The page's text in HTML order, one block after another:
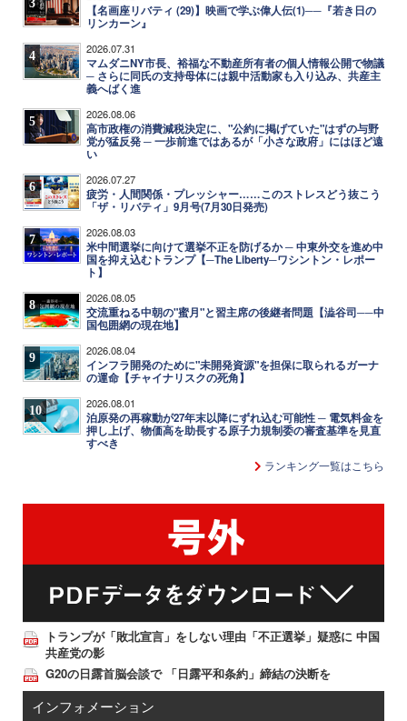
【名画座リバティ (29)】映画で学ぶ偉人伝(1)──『若き日の
リンカーン』
4 2026.07.31
マムダニNY市長、裕福な不動産所有者の個人情報公開で物議
─ さらに同氏の支持母体には親中活動家も入り込み、共産主
義へばく進
5 2026.08.06
高市政権の消費減税決定に、"公約に掲げていた"はずの与野
党が猛反発 ─ 一歩前進ではあるが「小さな政府」にはほど遠
い
6 2026.07.27
疲労・人間関係・プレッシャー……このストレスどう抜こう
「ザ・リバティ」9月号(7月30日発売)
7 2026.08.03
米中間選挙に向けて選挙不正を防げるか ─ 中東外交を進め中
国を抑え込むトランプ【─The Liberty─ワシントン・レポー
ト】
8 2026.08.05
交流重ねる中朝の"蜜月"と習主席の後継者問題【澁谷司──中
国包囲網の現在地】
9 2026.08.04
インフラ開発のために"未開発資源"を担保に取られるガーナ
の運命【チャイナリスクの死角】
10 2026.08.01
泊原発の再稼動が27年末以降にずれ込む可能性 ─ 電気料金を
押し上げ、物価高を助長する原子力規制委の審査基準を見直
すべき
ランキング一覧はこちら
トランプが「敗北宣言」をしない理由「不正選挙」疑惑に 中国
共産党の影
G20の日露首脳会談で 「日露平和条約」締結の決断を
インフォメーション